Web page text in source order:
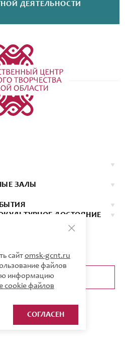
ДЕЯТЕЛЬНОСТИ
ЗАЛЫ
ДОСТОЯНИЕ
СВЯЗЬ
сайтomsk-gcnt.ru
файлов
информацию
cookie файлов
СОГЛАСЕН